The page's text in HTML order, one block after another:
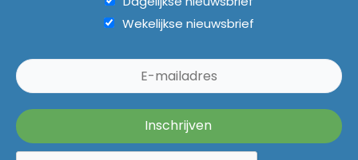
Wekelijkse nieuwsbrief